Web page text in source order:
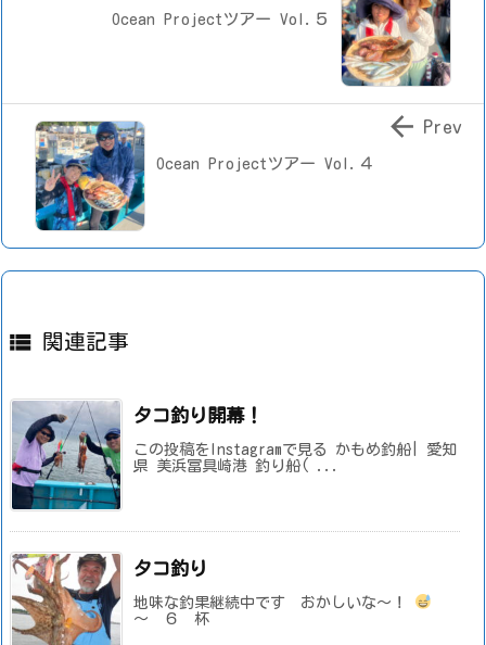
Ocean Projectツアー Vol.５
Ocean Projectツアー Vol.４
 Prev
 関連記事
タコ釣り開幕！
この投稿をInstagramで見る かもめ釣船| 愛知
県 美浜冨具崎港 釣り船( ...
タコ釣り
地味な釣果継続中です おかしいな～！
～ ６ 杯